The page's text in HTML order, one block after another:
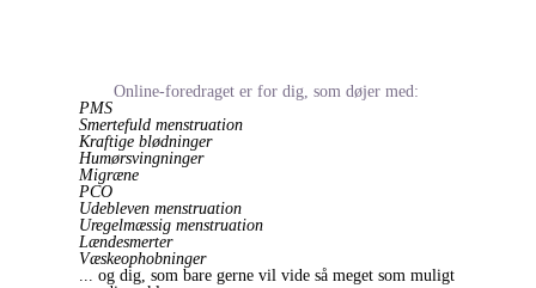
Online-foredraget er for dig, som døjer med:
PMS
Smertefuld menstruation
Kraftige blødninger
Humørsvingninger
Migræne
PCO
Udebleven menstruation
Uregelmæssig menstruation
Lændesmerter
Væskeophobninger
... og dig, som bare gerne vil vide så meget som muligt